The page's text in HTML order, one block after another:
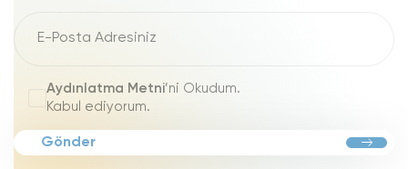
Aydınlatma Metni’ni Okudum.
Kabul ediyorum.
Gönder